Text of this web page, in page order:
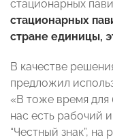
стационарных
стационарных
стране единицы,
В качестве
предложил
«В тоже время для
нас есть рабочий
“Честный знак”,